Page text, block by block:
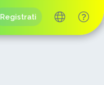
Registrati